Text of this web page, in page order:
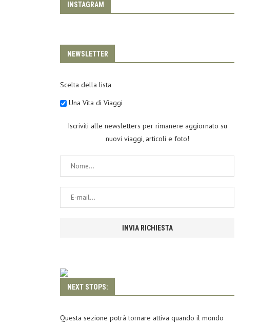
INSTAGRAM
NEWSLETTER
Scelta della lista
Una Vita di Viaggi
Iscriviti alle newsletters per rimanere aggiornato su
nuovi viaggi, articoli e foto!
NEXT STOPS:
Questa sezione potrà tornare attiva quando il mondo